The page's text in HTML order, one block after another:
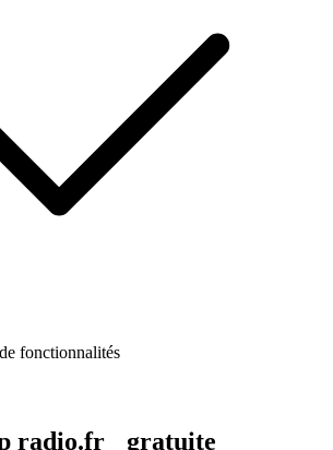
fonctionnalités
radio.fr gratuite